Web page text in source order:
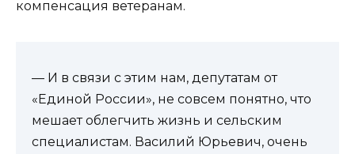
компенсация ветеранам.
— И в связи с этим нам, депутатам от
«Единой России», не совсем понятно, что
мешает облегчить жизнь и сельским
специалистам. Василий Юрьевич, очень